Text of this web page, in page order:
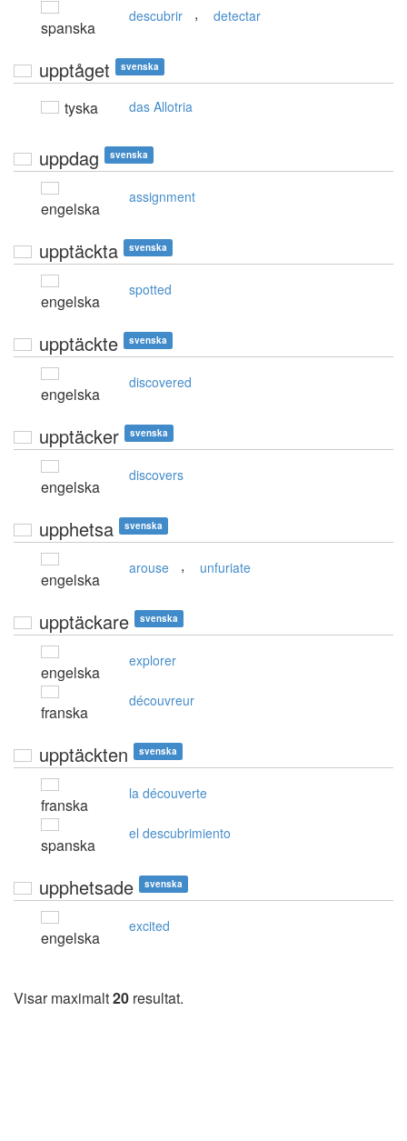
spanska
descubrir , detectar
upptåget svenska
tyska das Allotria
uppdag svenska
engelska
assignment
upptäckta svenska
engelska
spotted
upptäckte svenska
engelska
discovered
upptäcker svenska
engelska
discovers
upphetsa svenska
engelska
arouse , unfuriate
upptäckare svenska
engelska
explorer
franska
découvreur
upptäckten svenska
franska
la découverte
spanska
el descubrimiento
upphetsade svenska
engelska
excited
Visar maximalt20 resultat.